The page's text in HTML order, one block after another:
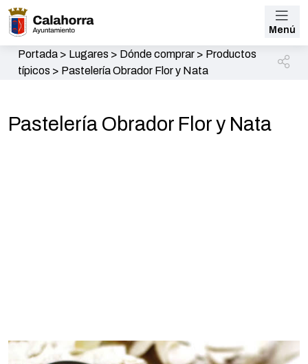
Menú
Portada> Lugares > Dónde comprar> Productos
típicos > Pastelería Obrador Flor y Nata
Pastelería Obrador Flor y Nata